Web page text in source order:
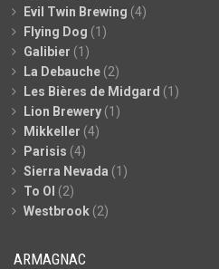
Evil Twin Brewing (4)
Flying Dog (1)
Galibier (1)
La Debauche (2)
Les Bières de Midgard (1)
Lion Brewery (1)
Mikkeller (4)
Parisis (4)
Sierra Nevada (1)
To Ol (2)
Westbrook (2)
ARMAGNAC